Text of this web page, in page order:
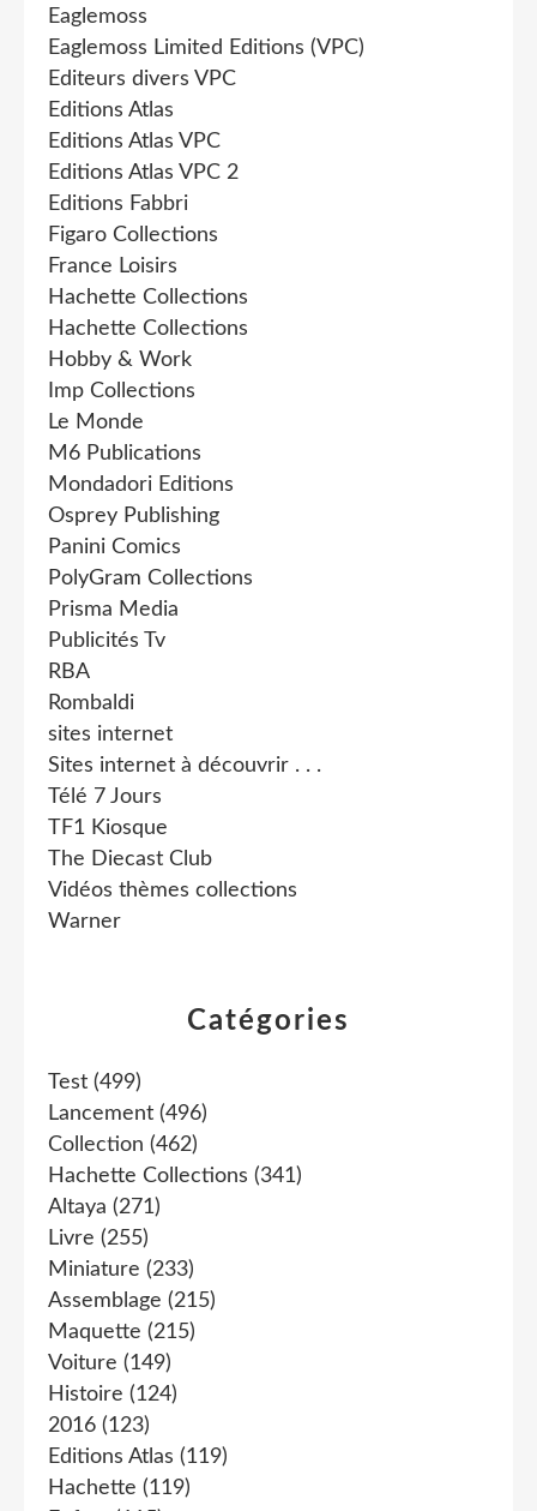
Catégories
Test (499)
Lancement (496)
Collection (462)
Hachette Collections (341)
Altaya (271)
Livre (255)
Miniature (233)
Assemblage (215)
Maquette (215)
Voiture (149)
Histoire (124)
2016 (123)
Editions Atlas (119)
Hachette (119)
Eaglemoss
Eaglemoss Limited Editions (VPC)
Editeurs divers VPC
Editions Atlas
Editions Atlas VPC
Editions Atlas VPC 2
Editions Fabbri
Figaro Collections
France Loisirs
Hachette Collections
Hachette Collections
Hobby & Work
Imp Collections
Le Monde
M6 Publications
Mondadori Editions
Osprey Publishing
Panini Comics
PolyGram Collections
Prisma Media
Publicités Tv
RBA
Rombaldi
sites internet
Sites internet à découvrir . . .
Télé 7 Jours
TF1 Kiosque
The Diecast Club
Vidéos thèmes collections
Warner